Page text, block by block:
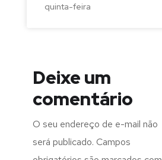
quinta-feira
Deixe um
comentário
O seu endereço de e-mail não
será publicado. Campos